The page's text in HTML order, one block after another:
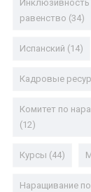
Инклюзивность
равенство (34)
Испанский (14)
Кадровые
Комитет по
(12)
Курсы (44)
Наращивание